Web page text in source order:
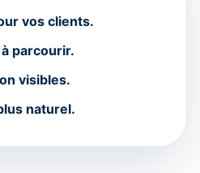
vos clients.
parcourir.
visibles.
naturel.